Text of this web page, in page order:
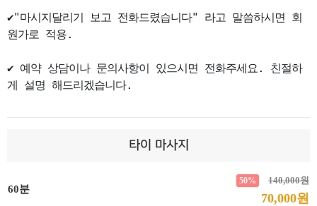
✔"마시지달리기 보고 전화드렸습니다" 라고 말씀하시면 회
원가로 적용.
✔ 예약 상담이나 문의사항이 있으시면 전화주세요. 친절하
게 설명 해드리겠습니다.
타이 마사지
60분
140,000원
50%
70,000원